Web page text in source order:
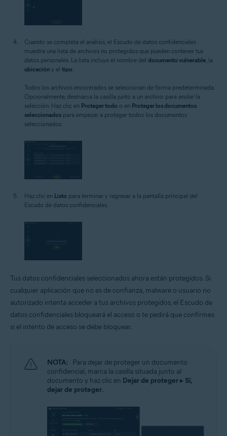
Cuando se completa el análisis, el Escudo de datos confidenciales
muestra una lista de archivos no protegidos que pueden contener tus
datos personales. La lista incluye el nombre del documento vulnerable, la
ubicación y el tipo.
Todos los archivos encontrados se seleccionan de forma predeterminada.
Opcionalmente, desmarca la casilla junto a un archivo para anular la
selección. Haz clic en Proteger todo o en Proteger los documentos
seleccionados para empezar a proteger todos los documentos
seleccionados.
Haz clic en Listo para terminar y regresar a la pantalla principal del
Escudo de datos confidenciales.
Tus datos confidenciales seleccionados ahora están protegidos. Si
cualquier aplicación que no es de confianza, malware o usuario no
autorizado intenta acceder a tus archivos protegidos, el Escudo de
datos confidenciales bloqueará el acceso o te pedirá que confirmes
si el intento de acceso se debe bloquear.
NOTA: Para dejar de proteger un documento
confidencial, marca la casilla situada junto al
documento y haz clic en Dejar de proteger▸ Sí,
dejar de proteger.